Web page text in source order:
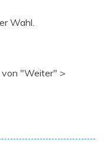
Wahl.
von "Weiter" >